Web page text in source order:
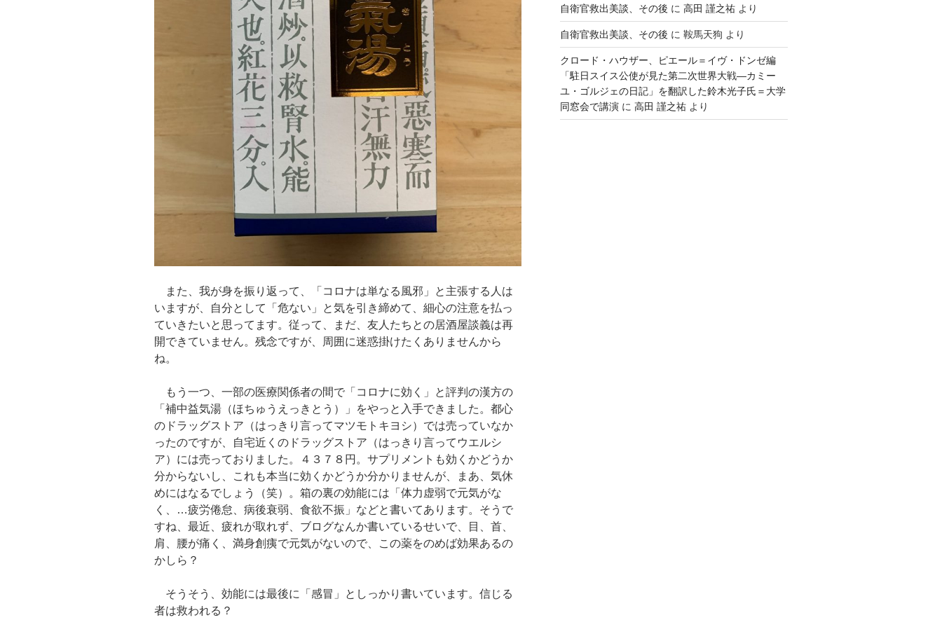
また、我が身を振り返って、「コロナは単なる風邪」と主張する人は
いますが、自分として「危ない」と気を引き締めて、細心の注意を払っ
ていきたいと思ってます。従って、まだ、友人たちとの居酒屋談義は再
開できていません。残念ですが、周囲に迷惑掛けたくありませんから
ね。
もう一つ、一部の医療関係者の間で「コロナに効く」と評判の漢方の
「補中益気湯（ほちゅうえっきとう）」をやっと入手できました。都心
のドラッグストア（はっきり言ってマツモトキヨシ）では売っていなか
ったのですが、自宅近くのドラッグストア（はっきり言ってウエルシ
ア）には売っておりました。４３７８円。サプリメントも効くかどうか
分からないし、これも本当に効くかどうか分かりませんが、まあ、気休
めにはなるでしょう（笑）。箱の裏の効能には「体力虚弱で元気がな
く、…疲労倦怠、病後衰弱、食欲不振」などと書いてあります。そうで
すね、最近、疲れが取れず、ブログなんか書いているせいで、目、首、
肩、腰が痛く、満身創痍で元気がないので、この薬をのめば効果あるの
かしら？
そうそう、効能には最後に「感冒」としっかり書いています。信じる
者は救われる？
自衛官救出美談、その後 に 高田 謹之祐より
自衛官救出美談、その後 に 鞍馬天狗 より
クロード・ハウザー、ピエール＝イヴ・ドンゼ編
「駐日スイス公使が見た第二次世界大戦―カミー
ユ・ゴルジェの日記」を翻訳した鈴木光子氏＝大学
同窓会で講演に 高田 謹之祐より